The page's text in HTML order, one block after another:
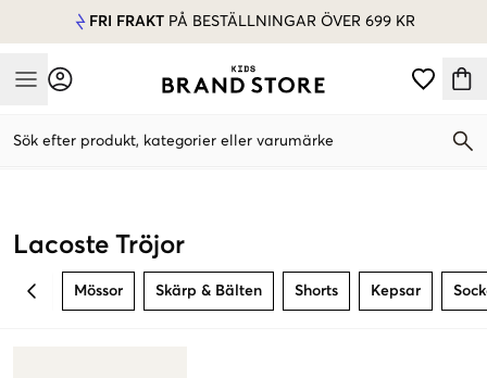
FRI FRAKT PÅ BESTÄLLNINGAR ÖVER 699 KR
Mobile Menu
Sök efter produkt, kategorier eller varumärke
Lacoste Tröjor
BACK Mössor Skärp & Bälten Shorts Kepsar